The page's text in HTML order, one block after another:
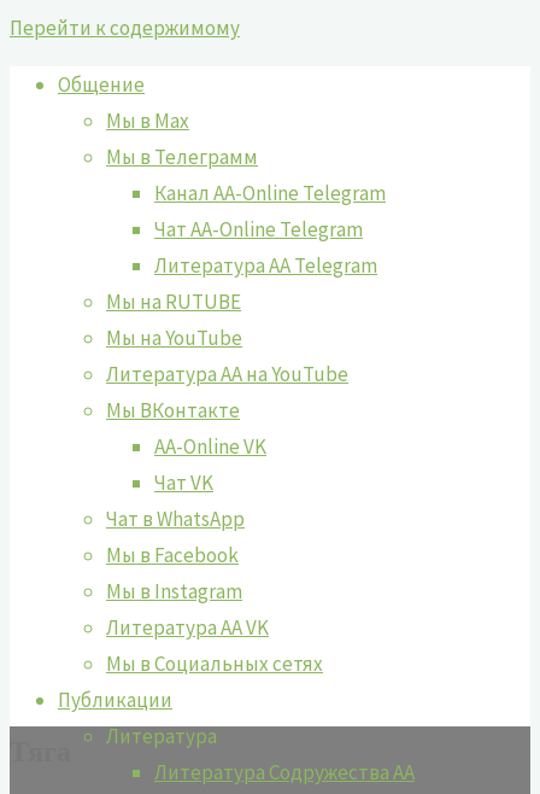
Перейти к содержимому
Общение
Мы в Max
Мы в Телеграмм
Канал AA-Online Telegram
Чат AA-Online Telegram
Литература АА Telegram
Мы на RUTUBE
Мы на YouTube
Литература АА на YouTube
Мы ВКонтакте
AA-Online VK
Чат VK
Чат в WhatsApp
Мы в Facebook
Мы в Instagram
Литература АА VK
Мы в Социальных сетях
Публикации
Литература
Литература Содружества АА